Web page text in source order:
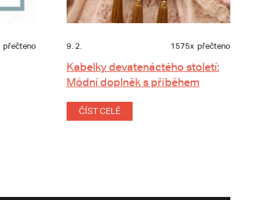
přečteno 9. 2. 1575x přečteno
Kabelky devatenáctého století:
Módní doplněk s příběhem
ČÍST CELÉ